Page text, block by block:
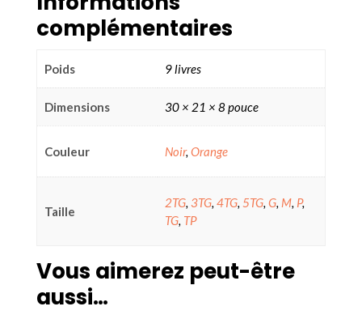
complémentaires
Poids 9 livres
Dimensions 30 × 21 × 8 pouce
Couleur Noir, Orange
Taille
2TG, 3TG, 4TG, 5TG, G, M, P,
TG, TP
Vous aimerez peut-être
aussi…